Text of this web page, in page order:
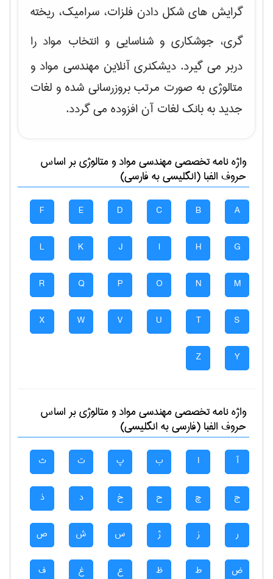
گرایش های شکل دادن فلزات، سرامیک، ریخته
گری، جوشکاری و شناسایی و انتخاب مواد را
دربر می گیرد. دیشکنری آنلاین مهندسی مواد و
متالوژی به صورت مرتب بروزرسانی شده و لغات
جدید به بانک لغات آن افزوده می گردد.
واژه نامه تخصصیمهندسی مواد و متالوژیبر اساس
حروف الفبا (انگلیسی به فارسی)
A
B
C
D
E
F
G
H
I
J
K
L
M
N
O
P
Q
R
S
T
U
V
W
X
Y
Z
واژه نامه تخصصیمهندسی مواد و متالوژیبر اساس
حروف الفبا (فارسی به انگلیسی)
آ ا ب پ ت ث
ج چ ح خ د ذ
ر ز ژ س ش ص
ض ط ظ ع غ ف